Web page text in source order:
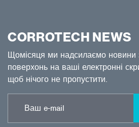
CORROTECH NEWS
Щомісяця ми надсилаємо новини
поверхонь на ваші електронні
щоб нічого не пропустити.